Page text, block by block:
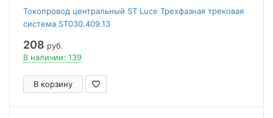
Токопровод центральный ST Luce Трехфазная трековая
система ST030.409.13
208 руб.
В наличии: 139
В корзину